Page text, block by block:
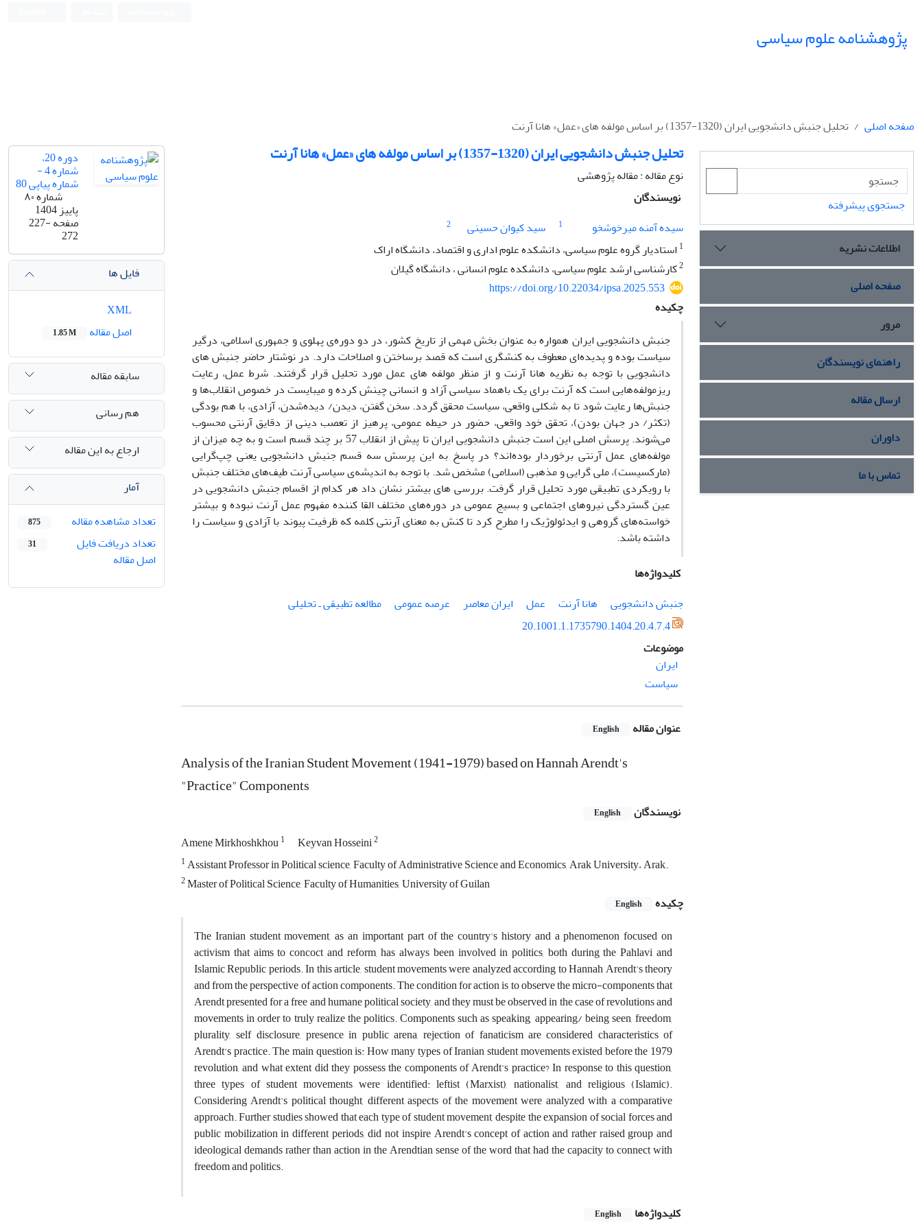
پژوهشنامه علوم سیاسی
صفحه اصلی تحلیل جنبش دانشجویی ایران (1320-1357) بر اساس مولفه های «عمل» هانا آرنت
تحلیل جنبش دانشجویی ایران (1320-1357) بر اساس مولفه های «عمل» هانا آرنت
نوع مقاله : مقاله پژوهشی
نویسندگان
سیده آمنه میرخوشخو
1 سید کیوان حسینی
2
1 استادیار گروه علوم سیاسی، دانشکده علوم اداری و اقتصاد، دانشگاه اراک
2کارشناسی ارشد علوم سیاسی، دانشکده علوم انسانی ، دانشگاه گیلان
https://doi.org/10.22034/ipsa.2025.553
چکیده
جنبش دانشجویی ایران همواره به عنوان بخش مهمی از تاریخ کشور، در دو دوره‌ی پهلوی و جمهوری اسلامی، درگیر
سیاست بوده و پدیده‌ای معطوف به کنشگری است که قصد برساختن و اصلاحات دارد. در نوشتار حاضر جنبش های
دانشجویی با توجه به نظریه هانا آرنت و از منظر مولفه های عمل مورد تحلیل قرار گرفتند. شرط عمل، رعایت
ریزمولفه‌هایی است که آرنت برای یک باهماد سیاسی آزاد و انسانی چینش کرده و میبایست در خصوص انقلاب‌ها و
جنبش‌ها رعایت شود تا به شکلی واقعی، سیاست محقق گردد. سخن گفتن، دیدن/ دیده‌شدن، آزادی، با هم بودگی
(تکثر/ در جهان بودن)، تحقق خود واقعی، حضور در حیطه عمومی، پرهیز از تعصب دینی از دقایق آرنتی محسوب
می‌شوند. پرسش اصلی این است جنبش دانشجویی ایران تا پیش از انقلاب 57 بر چند قسم است و به چه میزان از
مولفه‌های عمل آرنتی برخوردار بوده‌اند؟ در پاسخ به این پرسش سه قسم جنبش دانشجویی یعنی چپ‌گرایی
(مارکسیست)، ملی گرایی و مذهبی (اسلامی) مشخص شد. با توجه به اندیشه‌ی سیاسی آرنت طیف‌های مختلف جنبش
با رویکردی تطبیقی مورد تحلیل قرار گرفت. بررسی های بیشتر نشان داد هر کدام از اقسام جنبش دانشجویی در
عین گستردگی نیروهای اجتماعی و بسیج عمومی در دوره‌های مختلف القا کننده مفهوم عمل آرنت نبوده و بیشتر
خواسته‌های گروهی و ایدئولوژیک را مطرح کرد تا کنش به معنای آرنتی کلمه که ظرفیت پیوند با آزادی و سیاست را
داشته باشد.
کلیدواژه‌ها
جنبش دانشجویی
هانا آرنت عمل ایران معاصر عرصه عمومی
مطالعه تطبیقی ـ تحلیلی
20.1001.1.1735790.1404.20.4.7.4
موضوعات
ایران
سیاست
عنوان مقاله English
Analysis of the Iranian Student Movement (1941-1979) based on Hannah Arendt's
"Practice" Components
نویسندگان English
Amene Mirkhoshkhou1 Keyvan Hosseini2
1Assistant Professor in Political science, Faculty of Administrative Science and Economics, Arak University، Arak.
2Master of Political Science, Faculty of Humanities, University of Guilan
چکیده
English
The Iranian student movement, as an important part of the country's history and a phenomenon focused on
activism that aims to concoct and reform, has always been involved in politics, both during the Pahlavi and
Islamic Republic periods. In this article, student movements were analyzed according to Hannah Arendt's theory
and from the perspective of action components. The condition for action is to observe the micro-components that
Arendt presented for a free and humane political society, and they must be observed in the case of revolutions and
movements in order to truly realize the politics. Components such as speaking, appearing/ being seen, freedom,
plurality, self disclosure, presence in public arena, rejection of fanaticism are considered characteristics of
Arendt's practice. The main question is: How many types of Iranian student movements existed before the 1979
revolution, and what extent did they possess the components of Arendt's practice? In response to this question,
three types of student movements were identified: leftist (Marxist), nationalist, and religious (Islamic).
Considering Arendt's political thought, different aspects of the movement were analyzed with a comparative
approach. Further studies showed that each type of student movement, despite the expansion of social forces and
public mobilization in different periods, did not inspire Arendt's concept of action and rather raised group and
ideological demands rather than action in the Arendtian sense of the word that had the capacity to connect with
freedom and politics.
کلیدواژه‌ها English
دوره 20،
شماره 4 -
شماره پیاپی 80
شماره ۸۰
پاییز 1404
صفحه227-
272
فایل ها
اصل مقاله
1.85 M
سابقه مقاله
هم رسانی
ارجاع به این مقاله
آمار
تعداد مشاهده مقاله
875
تعداد دریافت فایل
اصل مقاله
31
جستجوی پیشرفته
اطلاعات نشریه
صفحه اصلی
مرور
راهنمای نویسندگان
ارسال مقاله
داوران
تماس با ما